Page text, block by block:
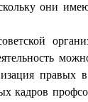
они
правых
кадров